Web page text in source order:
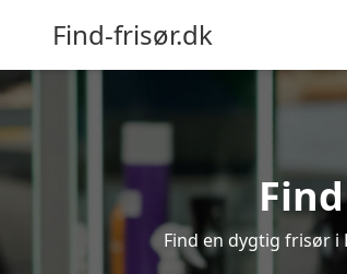
Find-frisør.dk
Find en dygtig frisør